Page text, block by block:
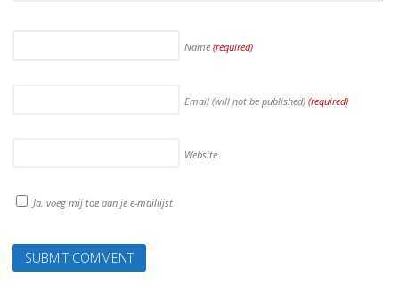
Name (required)
Email (will not be published) (required)
Website
Ja, voeg mij toe aan je e-maillijst